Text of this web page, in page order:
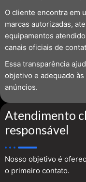
O cliente encontra em
marcas autorizadas,
equipamentos
canais oficiais de
Essa transparência
objetivo e adequado
anúncios.
Atendimento
responsável
Nosso objetivo é
o primeiro contato.